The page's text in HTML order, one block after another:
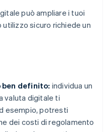
può ampliare i tuoi
utilizzo sicuro richiede un
ben definito: individua un
valuta digitale ti
esempio, potresti
dei costi di regolamento